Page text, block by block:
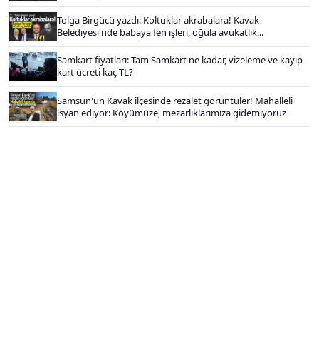
Tolga Birgücü yazdı: Koltuklar akrabalara! Kavak
Belediyesi'nde babaya fen işleri, oğula avukatlık...
Samkart fiyatları: Tam Samkart ne kadar, vizeleme ve kayıp
kart ücreti kaç TL?
Samsun'un Kavak ilçesinde rezalet görüntüler! Mahalleli
isyan ediyor: Köyümüze, mezarlıklarımıza gidemiyoruz